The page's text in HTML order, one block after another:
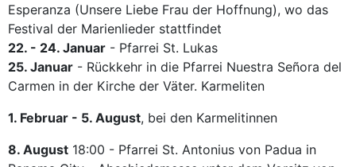
Esperanza (Unsere Liebe Frau der Hoffnung), wo das
Festival der Marienlieder stattfindet
22. - 24. Januar - Pfarrei St. Lukas
25. Januar - Rückkehr in die Pfarrei Nuestra Señora del
Carmen in der Kirche der Väter. Karmeliten
1. Februar - 5. August, bei den Karmelitinnen
8. August 18:00 - Pfarrei St. Antonius von Padua in